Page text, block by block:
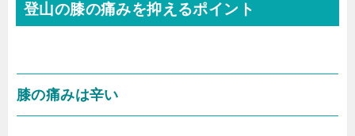
登山の膝の痛みを抑えるポイント
膝の痛みは辛い